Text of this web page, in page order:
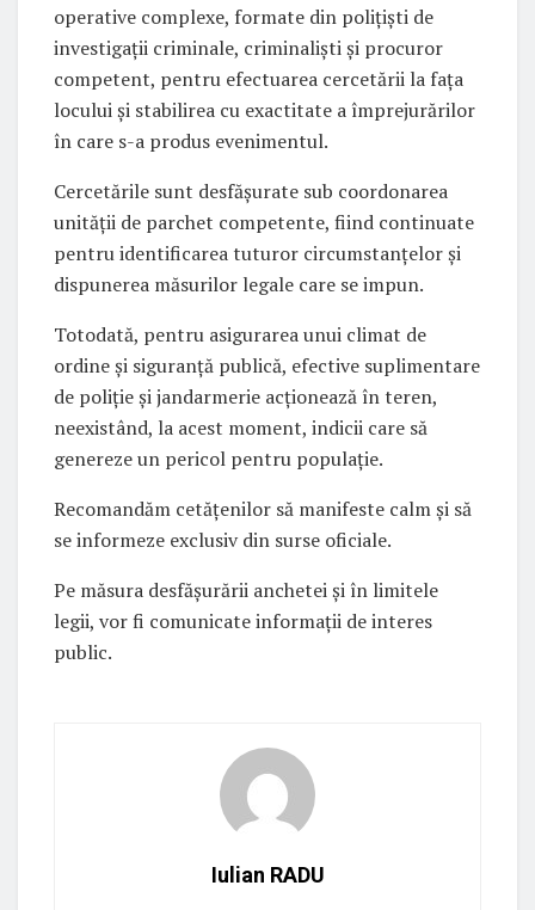
operative complexe, formate din polițiști de
investigații criminale, criminaliști și procuror
competent, pentru efectuarea cercetării la fața
locului și stabilirea cu exactitate a împrejurărilor
în care s-a produs evenimentul.
Cercetările sunt desfășurate sub coordonarea
unității de parchet competente, fiind continuate
pentru identificarea tuturor circumstanțelor și
dispunerea măsurilor legale care se impun.
Totodată, pentru asigurarea unui climat de
ordine și siguranță publică, efective suplimentare
de poliție și jandarmerie acționează în teren,
neexistând, la acest moment, indicii care să
genereze un pericol pentru populație.
Recomandăm cetățenilor să manifeste calm și să
se informeze exclusiv din surse oficiale.
Pe măsura desfășurării anchetei și în limitele
legii, vor fi comunicate informații de interes
public.
Iulian RADU